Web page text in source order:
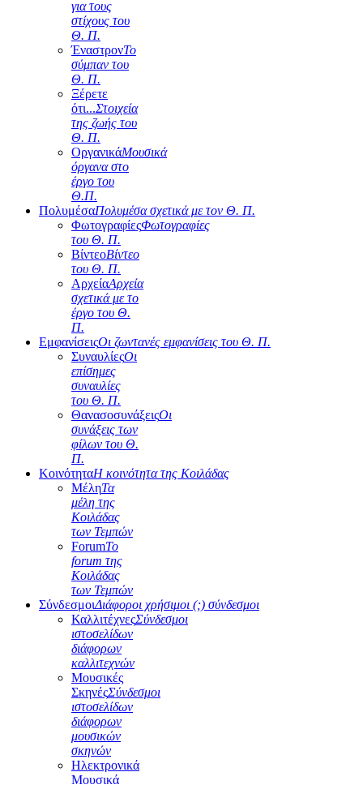
για τους
στίχους του
Θ. Π.
ΈναστρονΤο
σύμπαν του
Θ. Π.
Ξέρετε
ότι...Στοιχεία
της ζωής του
Θ. Π.
ΟργανικάΜουσικά
όργανα στο
έργο του
Θ.Π.
ΠολυμέσαΠολυμέσα σχετικά με τον Θ. Π.
ΦωτογραφίεςΦωτογραφίες
του Θ. Π.
ΒίντεοΒίντεο
του Θ. Π.
ΑρχείαΑρχεία
σχετικά με το
έργο του Θ.
Π.
ΕμφανίσειςΟι ζωντανές εμφανίσεις του Θ. Π.
ΣυναυλίεςΟι
επίσημες
συναυλίες
του Θ. Π.
ΘανασοσυνάξειςΟι
συνάξεις των
φίλων του Θ.
Π.
ΚοινότηταΗ κοινότητα της Κοιλάδας
ΜέληΤα
μέλη της
Κοιλάδας
των Τεμπών
ForumΤο
forum της
Κοιλάδας
των Τεμπών
ΣύνδεσμοιΔιάφοροι χρήσιμοι (;) σύνδεσμοι
ΚαλλιτέχνεςΣύνδεσμοι
ιστοσελίδων
διάφορων
καλλιτεχνών
Μουσικές
ΣκηνέςΣύνδεσμοι
ιστοσελίδων
διάφορων
μουσικών
σκηνών
Ηλεκτρονικά
Μουσικά